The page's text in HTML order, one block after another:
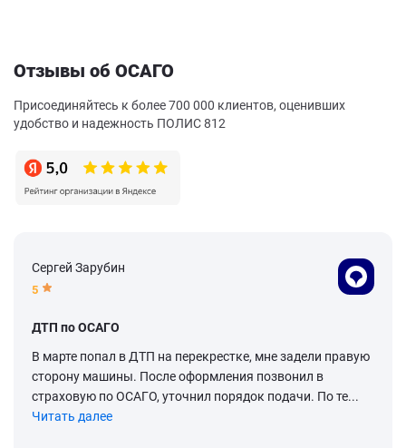
Отзывы об ОСАГО
Присоединяйтесь к более 700 000 клиентов, оценивших
удобство и надежность ПОЛИС 812
Сергей Зарубин
5
ДТП по ОСАГО
В марте попал в ДТП на перекрестке, мне задели правую
сторону машины. После оформления позвонил в
страховую по ОСАГО, уточнил порядок подачи. По те...
Читать далее